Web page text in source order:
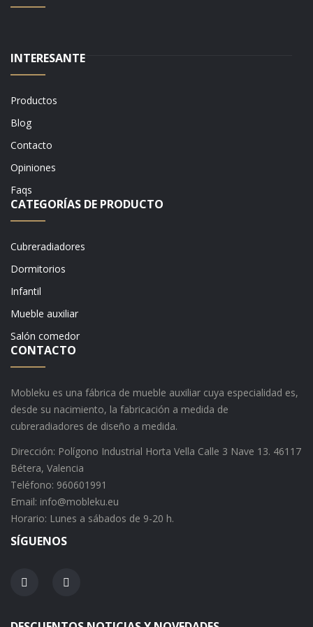
INTERESANTE
Productos
Blog
Contacto
Opiniones
Faqs
CATEGORÍAS DE PRODUCTO
Cubreradiadores
Dormitorios
Infantil
Mueble auxiliar
Salón comedor
CONTACTO
Mobleku es una fábrica de mueble auxiliar cuya especialidad es,
desde su nacimiento, la fabricación a medida de
cubreradiadores de diseño a medida.
Dirección: Polígono Industrial Horta Vella Calle 3 Nave 13. 46117
Bétera, Valencia
Teléfono: 960601991
Email: info@mobleku.eu
Horario: Lunes a sábados de 9-20 h.
SÍGUENOS